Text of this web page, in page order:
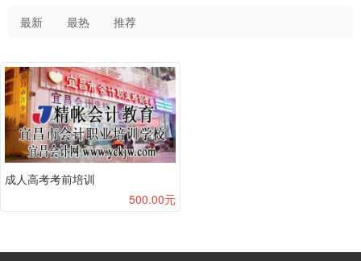
最新 最热 推荐
成人高考考前培训
500.00元